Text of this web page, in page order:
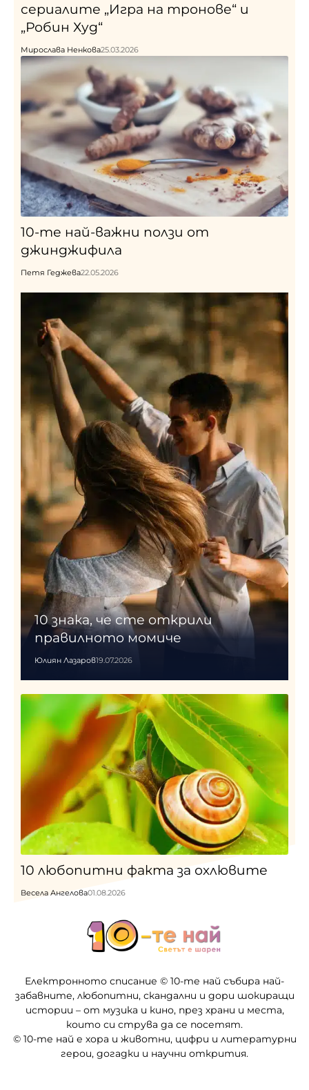
сериалите „Игра на тронове“ и
„Робин Худ“
Мирослава Ненкова25.03.2026
10-те най-важни ползи от
джинджифила
Петя Геджева22.05.2026
10 знака, че сте открили
правилното момиче
Юлиян Лазаров19.07.2026
10 любопитни фактa за охлювите
Весела Ангелова01.08.2026
Електронното списание © 10-те най събира най-
забавните, любопитни, скандални и дори шокиращи
истории – от музика и кино, през храни и места,
които си струва да се посетят.
© 10-те най е хора и животни, цифри и литературни
герои, догадки и научни открития.